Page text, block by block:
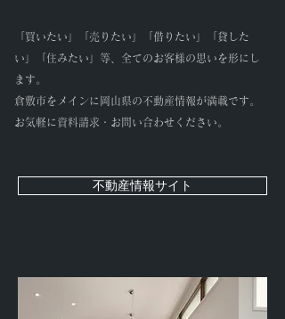
​「買いたい」「売りたい」「借りたい」「貸した
い」「住みたい」等、全てのお客様の思いを形にし
ます。
倉敷市をメインに岡山県の不動産情報が満載です。
​お気軽に資料請求・お問い合わせください。
不動産情報サイト